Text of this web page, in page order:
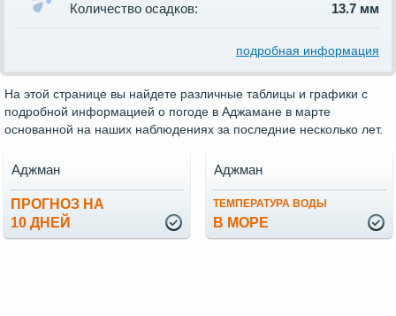
Количество осадков:
13.7 мм
подробная информация
На этой странице вы найдете различные таблицы и графики с
подробной информацией о погоде в Аджамане в марте
основанной на наших наблюдениях за последние несколько лет.
ПРОГНОЗ НА
10 ДНЕЙ
Аджман
ТЕМПЕРАТУРА ВОДЫ
В МОРЕ
Аджман